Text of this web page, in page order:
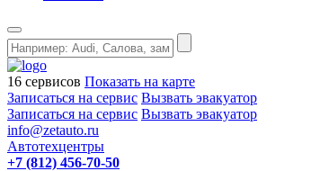
16 сервисов Показать на карте
Записаться на сервис Вызвать эвакуатор
Записаться на сервис Вызвать эвакуатор
info@zetauto.ru
Автотехцентры
+7 (812) 456-70-50